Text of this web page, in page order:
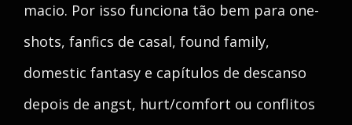
macio. Por isso funciona tão bem para one-
shots, fanfics de casal, found family,
domestic fantasy e capítulos de descanso
depois de angst, hurt/comfort ou conflitos